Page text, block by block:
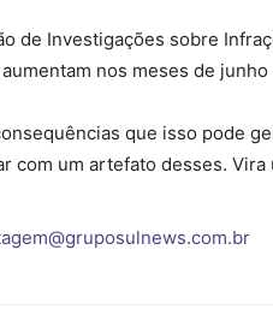
de Investigações sobre
nos meses de
que isso pode
com um artefato desses. Vira